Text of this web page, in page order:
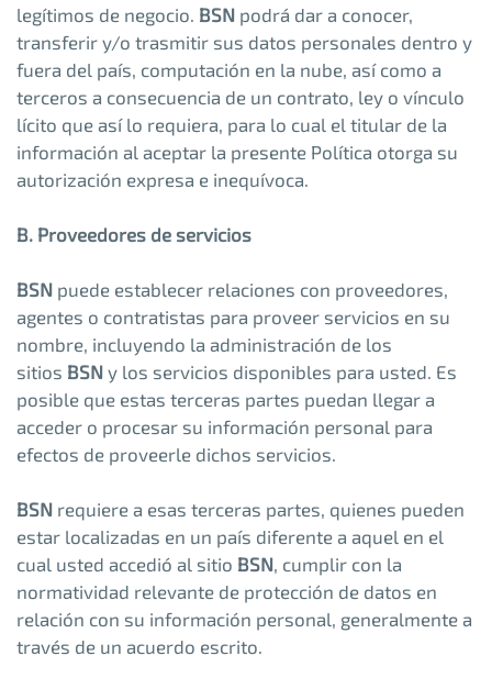
legítimos de negocio. BSN podrá dar a conocer,
transferir y/o trasmitir sus datos personales dentro y
fuera del país, computación en la nube, así como a
terceros a consecuencia de un contrato, ley o vínculo
lícito que así lo requiera, para lo cual el titular de la
información al aceptar la presente Política otorga su
autorización expresa e inequívoca.
B. Proveedores de servicios
BSN puede establecer relaciones con proveedores,
agentes o contratistas para proveer servicios en su
nombre, incluyendo la administración de los
sitios BSN y los servicios disponibles para usted. Es
posible que estas terceras partes puedan llegar a
acceder o procesar su información personal para
efectos de proveerle dichos servicios.
BSN requiere a esas terceras partes, quienes pueden
estar localizadas en un país diferente a aquel en el
cual usted accedió al sitio BSN, cumplir con la
normatividad relevante de protección de datos en
relación con su información personal, generalmente a
través de un acuerdo escrito.